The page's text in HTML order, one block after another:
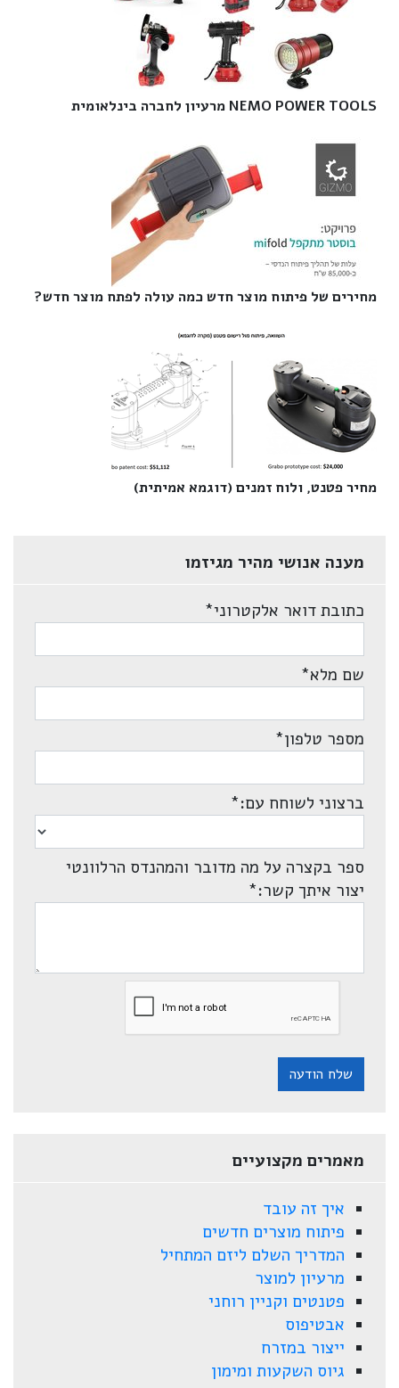
NEMO POWER TOOLS מרעיון לחברה בינלאומית‎
מחירים של פיתוח מוצר חדש כמה עולה לפתח מוצר חדש?‎
מחיר פטנט, ולוח זמנים (דוגמא אמיתית)‎
מענה אנושי מהיר מגיזמו
כתובת דואר אלקטרוני*
שם מלא*
מספר טלפון*
ברצוני לשוחח עם:*
ספר בקצרה על מה מדובר והמהנדס הרלוונטי
יצור איתך קשר:*
שלח הודעה
מאמרים מקצועיים
איך זה עובד
פיתוח מוצרים חדשים
המדריך השלם ליזם המתחיל
מרעיון למוצר
פטנטים וקניין רוחני
אבטיפוס
ייצור במזרח
גיוס השקעות ומימון